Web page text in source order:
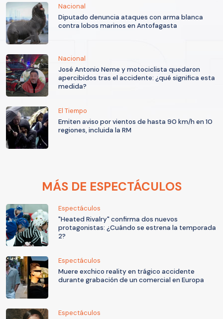
Nacional
Diputado denuncia ataques con arma blanca
contra lobos marinos en Antofagasta
Nacional
José Antonio Neme y motociclista quedaron
apercibidos tras el accidente: ¿qué significa esta
medida?
El Tiempo
Emiten aviso por vientos de hasta 90 km/h en 10
regiones, incluida la RM
MÁS DE ESPECTÁCULOS
Espectáculos
"Heated Rivalry" confirma dos nuevos
protagonistas: ¿Cuándo se estrena la temporada
2?
Espectáculos
Muere exchico reality en trágico accidente
durante grabación de un comercial en Europa
Espectáculos